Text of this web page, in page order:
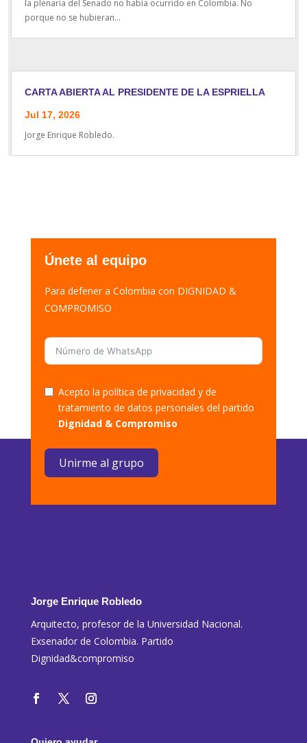
la plenaria del Senado no había ocurrido en Colombia. No
porque no se hubieran...
CARTA ABIERTA AL PRESIDENTE DE LA ESPRIELLA
Jul 17, 2026
Jorge Enrique Robledo.
Únete al equipo
Para defener a Colombia con DIGNIDAD &
COMPROMISO
Acepto la política de privacidad y de
tratamiento de datos personales del partido
Dignidad & Compromiso
Unirme al grupo
Jorge Enrique Robledo
Arquitecto, profesor de la Universidad Nacional.
Exsenador de Colombia. Partido
Dignidad&compromiso